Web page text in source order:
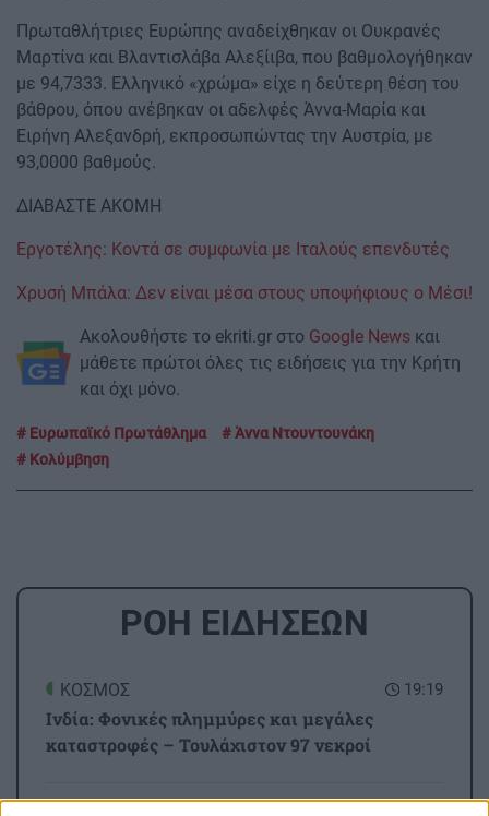
Πρωταθλήτριες Ευρώπης αναδείχθηκαν οι Ουκρανές
Μαρτίνα και Βλαντισλάβα Αλεξίιβα, που βαθμολογήθηκαν
με 94,7333. Ελληνικό «χρώμα» είχε η δεύτερη θέση του
βάθρου, όπου ανέβηκαν οι αδελφές Άννα-Μαρία και
Ειρήνη Αλεξανδρή, εκπροσωπώντας την Αυστρία, με
93,0000 βαθμούς.
ΔΙΑΒΑΣΤΕ ΑΚΟΜΗ
Εργοτέλης: Κοντά σε συμφωνία με Ιταλούς επενδυτές
Χρυσή Μπάλα: Δεν είναι μέσα στους υποψήφιους ο Μέσι!
Ακολουθήστε το ekriti.gr στο Google News και
μάθετε πρώτοι όλες τις ειδήσεις για την Κρήτη
και όχι μόνο.
Ευρωπαϊκό Πρωτάθλημα
Άννα Ντουντουνάκη
Κολύμβηση
ΡΟΗ ΕΙΔΗΣΕΩΝ
19:19
ΚΟΣΜΟΣ
Ινδία: Φονικές πλημμύρες και μεγάλες
καταστροφές – Τουλάχιστον 97 νεκροί